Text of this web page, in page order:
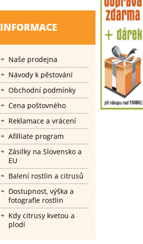
INFORMACE
Naše prodejna
Návody k pěstování
Obchodní podmínky
Cena poštovného
Reklamace a vrácení
Afilliate program
Zásilky na Slovensko a
EU
Balení rostlin a citrusů
Dostupnost, výška a
fotografie rostlin
Kdy citrusy kvetou a
plodí